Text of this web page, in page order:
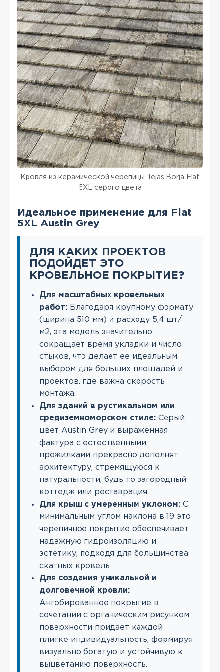
Кровля из керамической черепицы Tejas Borja Flat
5XL серого цвета
Идеальное применение для Flat
5XL Austin Grey
ДЛЯ КАКИХ ПРОЕКТОВ
ПОДОЙДЕТ ЭТО
КРОВЕЛЬНОЕ ПОКРЫТИЕ?
Для масштабных кровельных
работ: Благодаря крупному формату
(ширина 510 мм) и расходу 5,4 шт/
м2, эта модель значительно
сокращает время укладки и число
стыков, что делает ее идеальным
выбором для больших площадей и
проектов, где важна скорость
монтажа.
Для зданий в рустикальном или
средиземноморском стиле: Серый
цвет Austin Grey и выраженная
фактура с естественными
прожилками прекрасно дополнят
архитектуру, стремящуюся к
натуральности, будь то загородный
коттедж или реставрация.
Для крыш с умеренным уклоном: С
минимальным углом наклона в 19 это
черепичное покрытие обеспечивает
надежную гидроизоляцию и
эстетику, подходя для большинства
скатных кровель.
Для создания уникальной и
долговечной кровли:
Ангобированное покрытие в
сочетании с органическим рисунком
поверхности придает каждой
плитке индивидуальность, формируя
визуально богатую и устойчивую к
выцветанию поверхность.